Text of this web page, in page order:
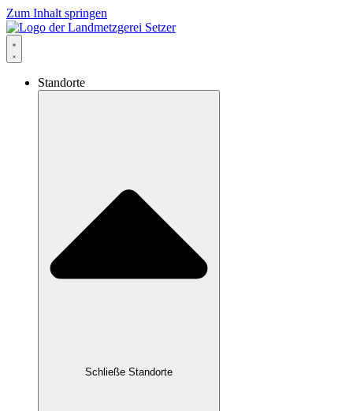
Zum Inhalt springen
Standorte
Schließe Standorte